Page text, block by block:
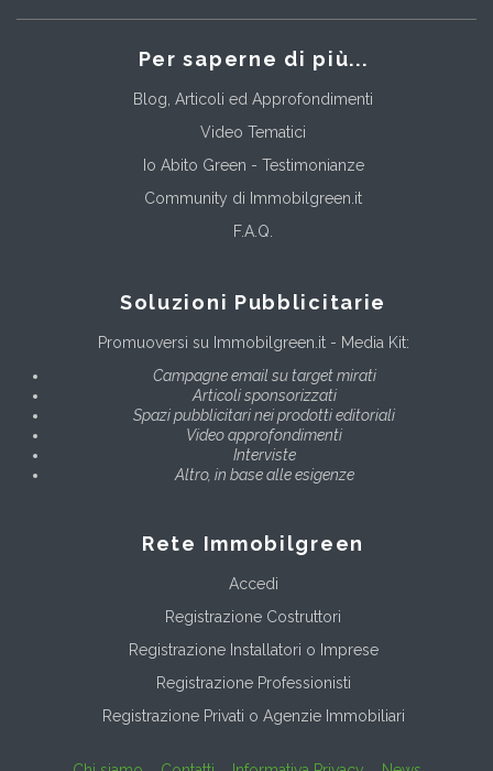
Per saperne di più...
Blog, Articoli ed Approfondimenti
Video Tematici
Io Abito Green - Testimonianze
Community di Immobilgreen.it
F.A.Q.
Soluzioni Pubblicitarie
Promuoversi su Immobilgreen.it - Media Kit:
Campagne email su target mirati
Articoli sponsorizzati
Spazi pubblicitari nei prodotti editoriali
Video approfondimenti
Interviste
Altro, in base alle esigenze
Rete Immobilgreen
Accedi
Registrazione Costruttori
Registrazione Installatori o Imprese
Registrazione Professionisti
Registrazione Privati o Agenzie Immobiliari